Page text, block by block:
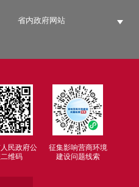
省内政府网站
民政府公
维码
征集影响营商环境
建设问题线索